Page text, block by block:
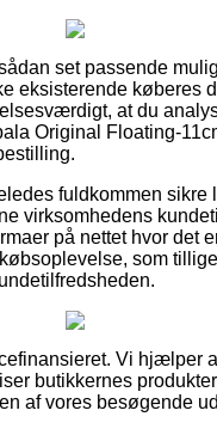
set passende
eksisterende køberes
at du
Original Floating-
fuldkommen sikre
virksomhedens
på nettet hvor det
som
Vi hjælper
butikkernes
af vores besøgende